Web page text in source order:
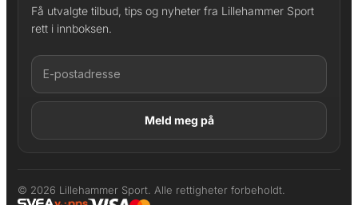
Få utvalgte tilbud, tips og nyheter fra Lillehammer Sport
rett i innboksen.
© 2026 Lillehammer Sport. Alle rettigheter forbeholdt.
LAGT I HANDLEKURV
Produktet er lagt til